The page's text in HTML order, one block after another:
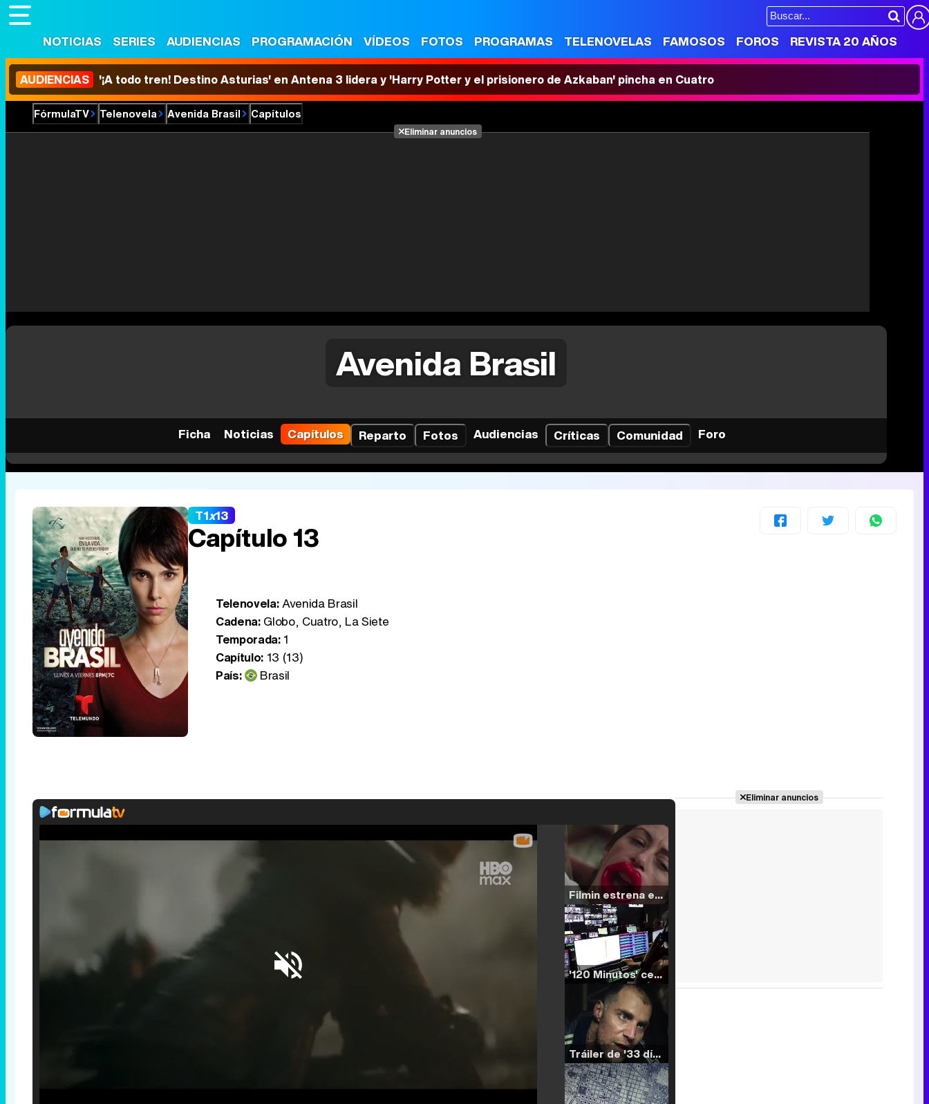
NOTICIAS SERIES AUDIENCIAS PROGRAMACIÓN VÍDEOS FOTOS PROGRAMAS TELENOVELAS FAMOSOS FOROS REVISTA 20 AÑOS
AUDIENCIAS '¡A todo tren! Destino Asturias' en Antena 3 lidera y 'Harry Potter y el prisionero de Azkaban' pincha en Cuatro
FórmulaTV Telenovela Avenida Brasil Capítulos
Eliminar anuncios
Avenida Brasil
Ficha Noticias Capítulos Reparto Fotos Audiencias Críticas Comunidad Foro
T1x13
Capítulo 13
Telenovela:Avenida Brasil
Cadena:Globo, Cuatro, La Siete
Temporada:1
Capítulo:13 (13)
País:
Brasil
Filmin estrena el tráiler de 'Millennial Mal', su nueva comedia universitaria de la mano de Lorena Iglesias
'120 Minutos' celebra sus 2.000 programas en Telemadrid con un vídeo del día a día en la redacción
Tráiler de '33 días', la nueva serie de Atresplayer con Julián Villagrán y José Manuel Poga
Eliminar anuncios